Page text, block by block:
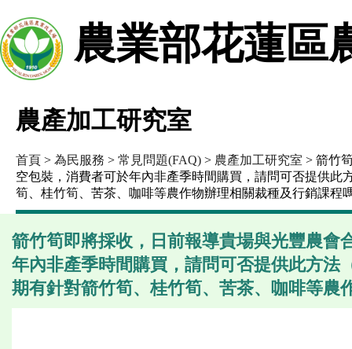
農業部花蓮區
農產加工研究室
首頁 > 為民服務 > 常見問題(FAQ) > 農產加工研究室 > 箭竹
空包裝，消費者可於年內非產季時間購買，請問可否提供
筍、桂竹筍、苦茶、咖啡等農作物辦理相關裁種及行銷課程
箭竹筍即將採收，日前報導貴場與光豐農會
年內非產季時間購買，請問可否提供此方法
期有針對箭竹筍、桂竹筍、苦茶、咖啡等農